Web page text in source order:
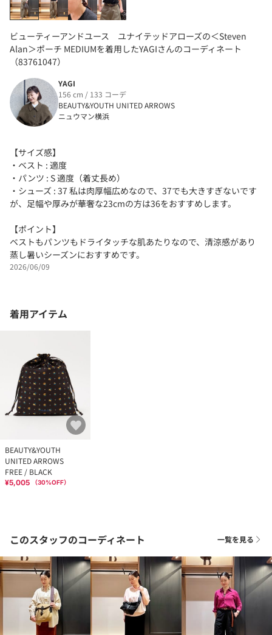
ビューティーアンドユース ユナイテッドアローズの＜Steven
Alan＞ポーチ MEDIUMを着用したYAGIさんのコーディネート
（83761047）
YAGI
156 cm / 133 コーデ
BEAUTY&YOUTH UNITED ARROWS
ニュウマン横浜
【サイズ感】
・ベスト : 適度
・パンツ : S 適度（着丈長め）
・シューズ : 37 私は肉厚幅広めなので、37でも大きすぎないです
が、足幅や厚みが華奢な23cmの方は36をおすすめします。
【ポイント】
ベストもパンツもドライタッチな肌あたりなので、清涼感があり
蒸し暑いシーズンにおすすめです。
2026/06/09
着用アイテム
BEAUTY&YOUTH
UNITED ARROWS
FREE / BLACK
¥5,005 （30%OFF）
このスタッフのコーディネート 一覧を見る